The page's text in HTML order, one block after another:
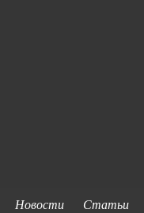
Новости
Статьи